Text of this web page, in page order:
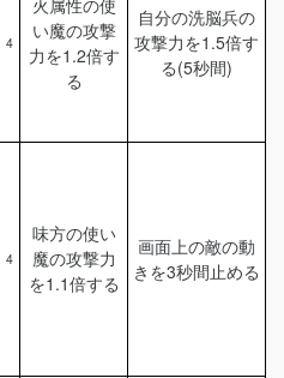
4
火属性の使
い魔の攻撃
力を1.2倍す
る
自分の洗脳兵の
攻撃力を1.5倍す
る(5秒間)
4
味方の使い
魔の攻撃力
を1.1倍する
画面上の敵の動
きを3秒間止める